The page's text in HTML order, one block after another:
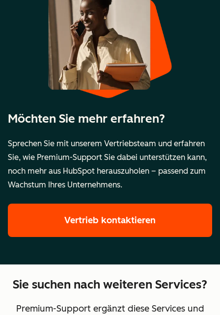
Möchten Sie mehr erfahren?
Sprechen Sie mit unserem Vertriebsteam und erfahren
Sie, wie Premium-Support Sie dabei unterstützen kann,
noch mehr aus HubSpot herauszuholen – passend zum
Wachstum Ihres Unternehmens.
Vertrieb kontaktieren
Sie suchen nach weiteren Services?
Premium-Support ergänzt diese Services und